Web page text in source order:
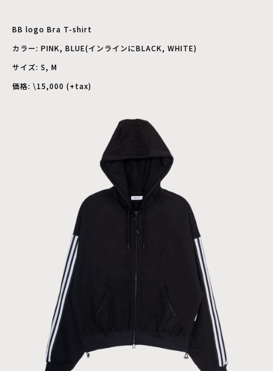
BB logo Bra T-shirt
カラー: PINK, BLUE(インラインにBLACK, WHITE)
サイズ: S, M
価格: \15,000 (+tax)